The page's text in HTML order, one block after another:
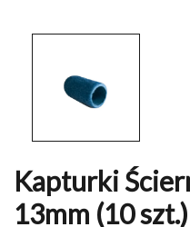
Kapturki
13mm (10 szt.)